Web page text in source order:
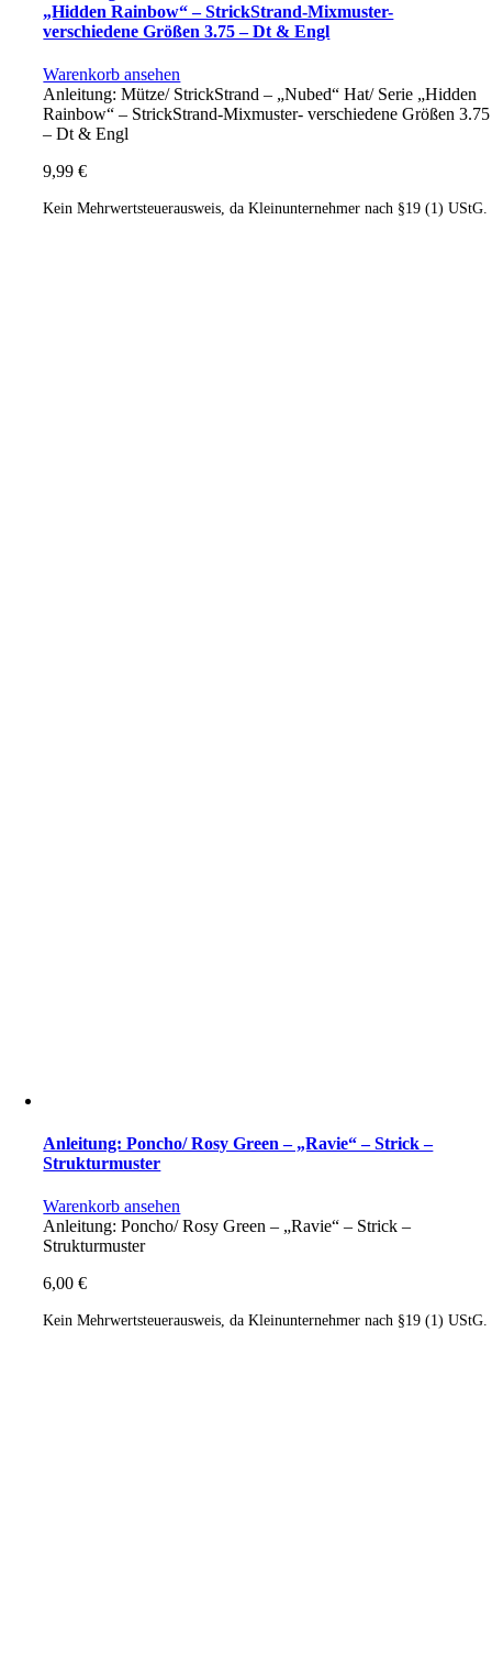
„Hidden Rainbow“ – StrickStrand-Mixmuster-
verschiedene Größen 3.75 – Dt & Engl
Warenkorb ansehen
Anleitung: Mütze/ StrickStrand – „Nubed“ Hat/ Serie „Hidden
Rainbow“ – StrickStrand-Mixmuster- verschiedene Größen 3.75
– Dt & Engl
9,99€
Kein Mehrwertsteuerausweis, da Kleinunternehmer nach §19 (1) UStG.
Anleitung: Poncho/ Rosy Green – „Ravie“ – Strick –
Strukturmuster
Warenkorb ansehen
Anleitung: Poncho/ Rosy Green – „Ravie“ – Strick –
Strukturmuster
6,00€
Kein Mehrwertsteuerausweis, da Kleinunternehmer nach §19 (1) UStG.